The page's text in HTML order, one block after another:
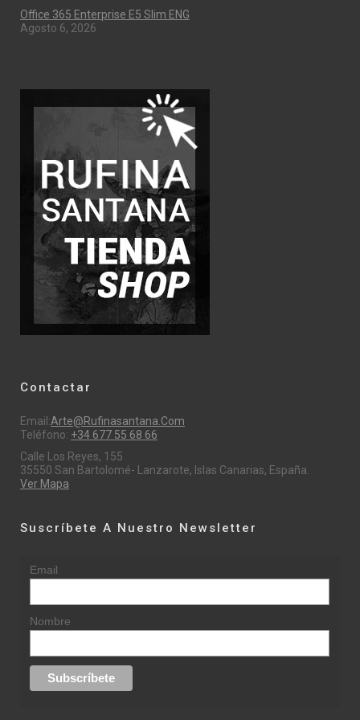
Office 365 Enterprise E5 Slim ENG
Agosto 6, 2026
Contactar
Email:Arte@rufinasantana.com
Teléfono: +34 677 55 68 66
Calle Los Reyes, 155
35550 San Bartolomé- Lanzarote, Islas Canarias, España.
Ver Mapa
Suscríbete A Nuestro Newsletter
Email
Nombre